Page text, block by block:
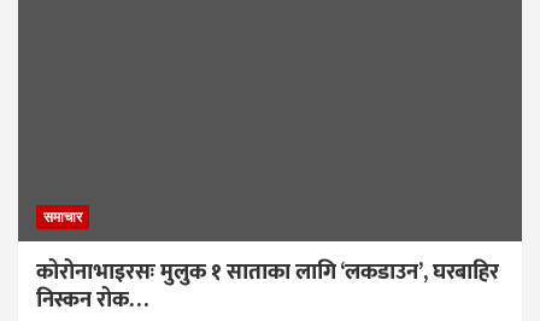
समाचार
कोरोनाभाइरसः मुलुक १ साताका लागि ‘लकडाउन’, घरबाहिर
निस्कन रोक…